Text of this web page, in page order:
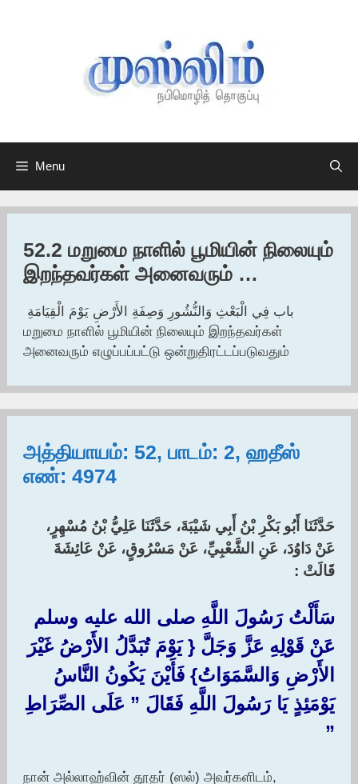
Menu
52.2 மறுமை நாளில் பூமியின் நிலையும்
இறந்தவர்கள் அனைவரும் …
باب فِي الْبَعْثِ وَالنُّشُورِ وَصِفَةِ الأَرْضِ يَوْمَ الْقِيَامَةِ ‏‏
மறுமை நாளில் பூமியின் நிலையும் இறந்தவர்கள்
அனைவரும் எழுப்பப்பட்டு ஒன்றுதிரட்டப்படுவதும்
அத்தியாயம்: 52, பாடம்: 2, ஹதீஸ்
எண்: 4974
حَدَّثَنَا أَبُو بَكْرِ بْنُ أَبِي شَيْبَةَ، حَدَّثَنَا عَلِيُّ بْنُ مُسْهِرٍ،
عَنْ دَاوُدَ، عَنِ الشَّعْبِيِّ، عَنْ مَسْرُوقٍ، عَنْ عَائِشَةَ
قَالَتْ :‏ ‏
سَأَلْتُ رَسُولَ اللَّهِ صلى الله عليه وسلم
عَنْ قَوْلِهِ عَزَّ وَجَلَّ ‏{‏ يَوْمَ تُبَدَّلُ الأَرْضُ غَيْرَ
الأَرْضِ وَالسَّمَوَاتُ‏}‏ فَأَيْنَ يَكُونُ النَّاسُ
يَوْمَئِذٍ يَا رَسُولَ اللَّهِ فَقَالَ ‏”‏ عَلَى الصِّرَاطِ
‏”‏ ‏
நான் அல்லாஹ்வின் தூதர் (ஸல்) அவர்களிடம்,